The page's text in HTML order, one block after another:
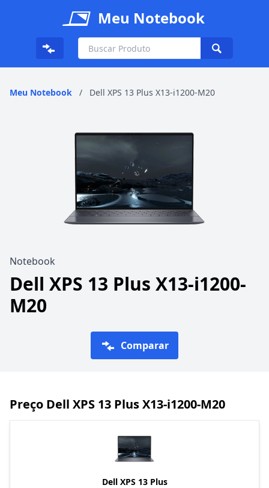
Meu Notebook
Meu Notebook / Dell XPS 13 Plus X13-i1200-M20
Notebook
Dell XPS 13 Plus X13-i1200-
M20
Comparar
Preço Dell XPS 13 Plus X13-i1200-M20
Dell XPS 13 Plus